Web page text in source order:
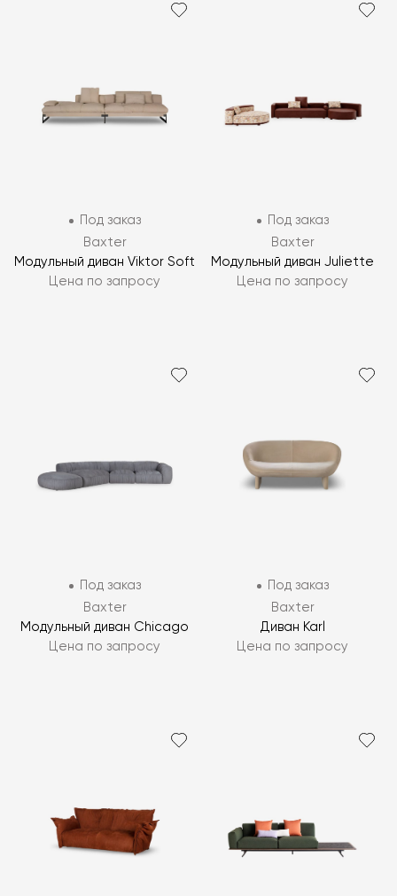
Под заказ
Baxter
Модульный диван Viktor Soft
Цена по запросу
Под заказ
Baxter
Модульный диван Juliette
Цена по запросу
Под заказ
Baxter
Модульный диван Chicago
Цена по запросу
Под заказ
Baxter
Диван Karl
Цена по запросу